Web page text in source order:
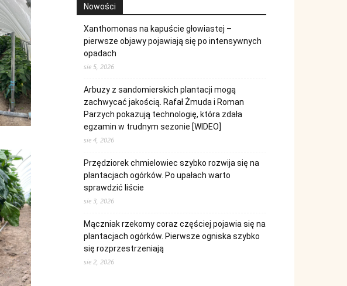
Nowości
Xanthomonas na kapuście głowiastej –
pierwsze objawy pojawiają się po intensywnych
opadach
sie 5, 2026
Arbuzy z sandomierskich plantacji mogą
zachwycać jakością. Rafał Żmuda i Roman
Parzych pokazują technologię, która zdała
egzamin w trudnym sezonie [WIDEO]
sie 4, 2026
Przędziorek chmielowiec szybko rozwija się na
plantacjach ogórków. Po upałach warto
sprawdzić liście
sie 3, 2026
Mączniak rzekomy coraz częściej pojawia się na
plantacjach ogórków. Pierwsze ogniska szybko
się rozprzestrzeniają
sie 2, 2026